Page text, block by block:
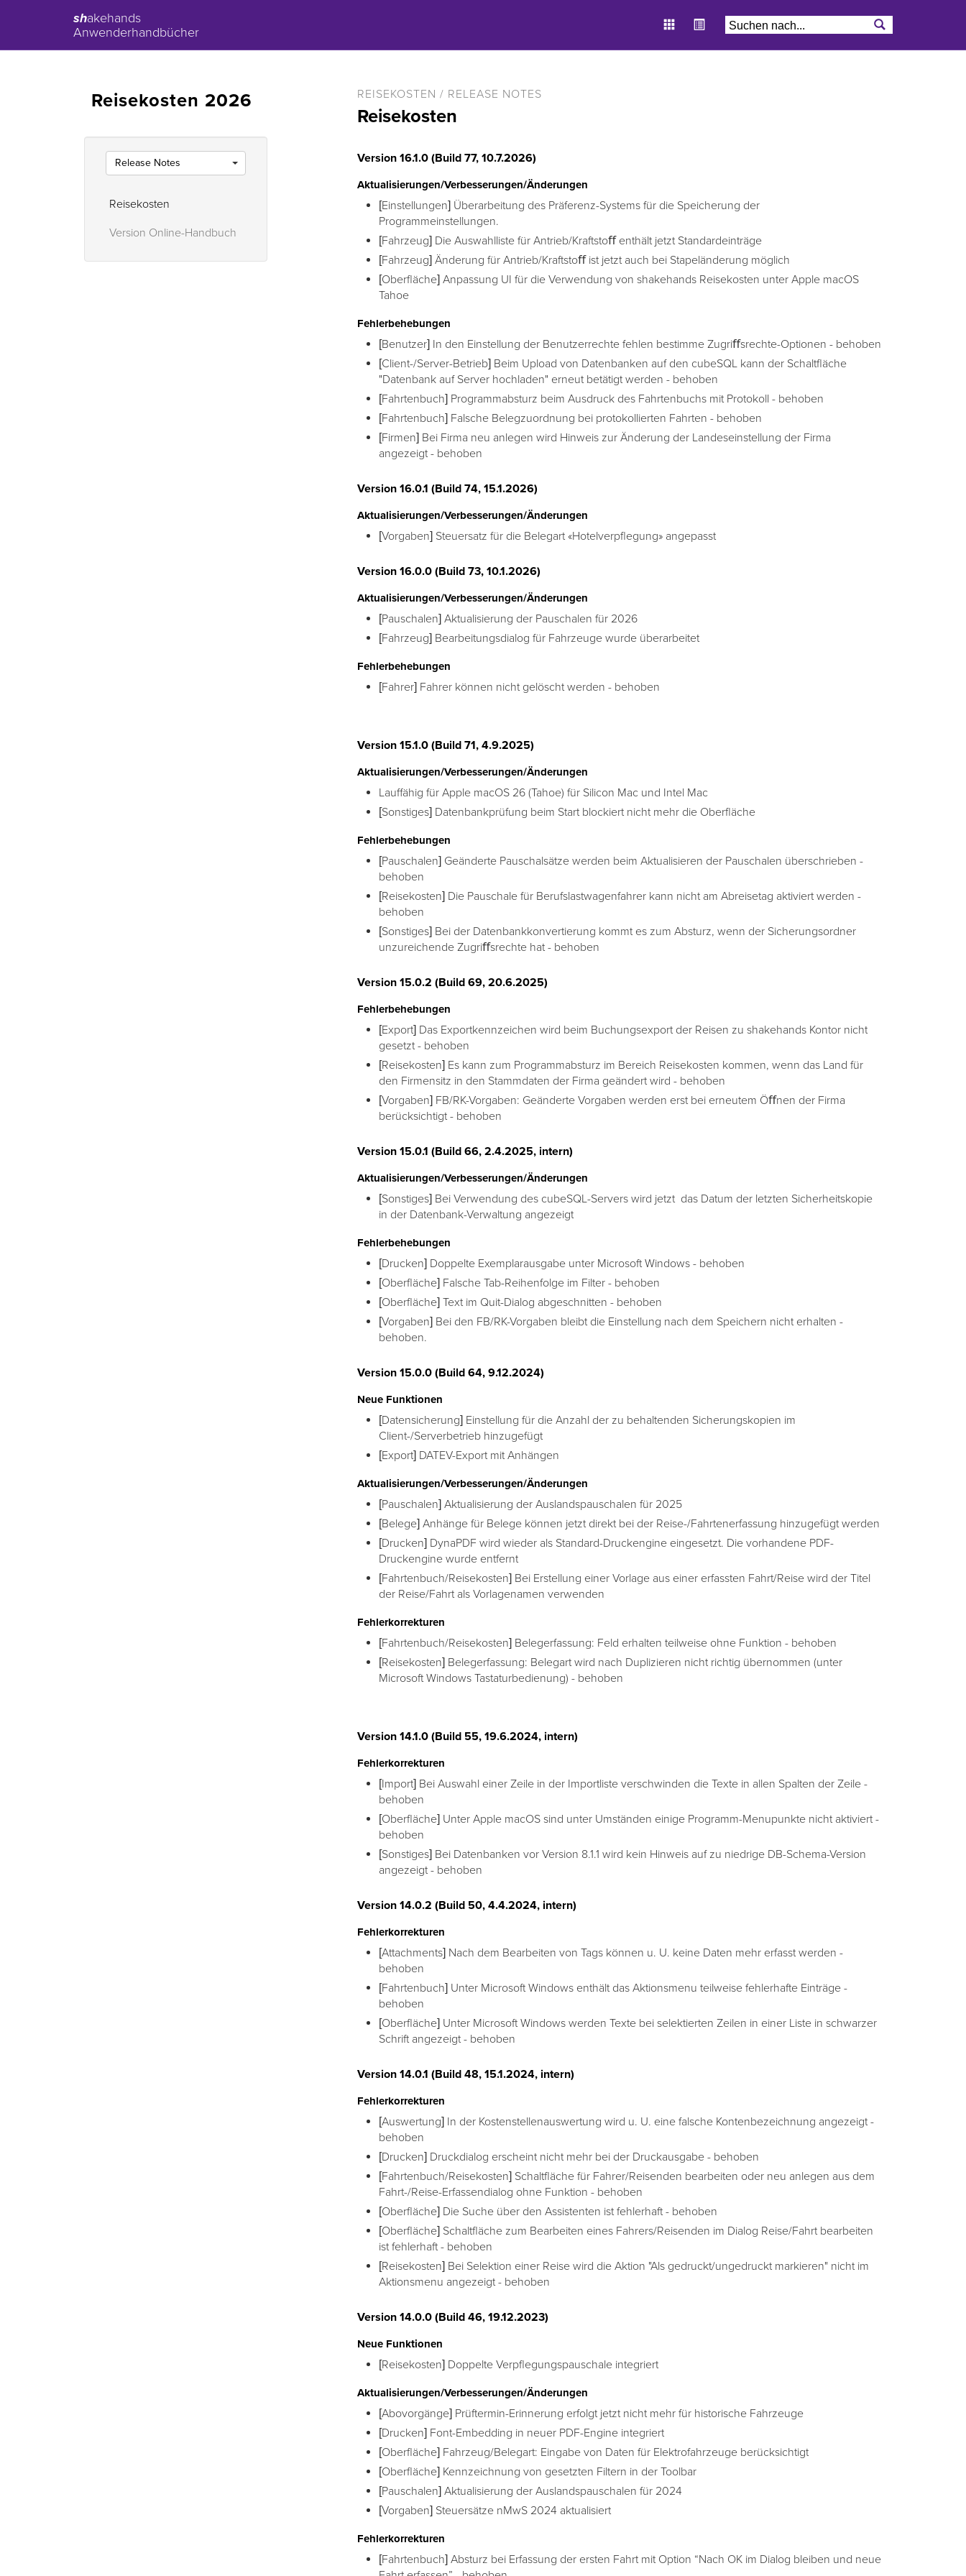
shakehands
Anwenderhandbücher
Reisekosten 2026
Release Notes
Reisekosten
Version Online-Handbuch
REISEKOSTEN / RELEASE NOTES
Reisekosten
Version 16.1.0 (Build 77, 10.7.2026)
Aktualisierungen/Verbesserungen/Änderungen
[Einstellungen] Überarbeitung des Präferenz-Systems für die Speicherung der
Programmeinstellungen.
[Fahrzeug] Die Auswahlliste für Antrieb/Kraftstoﬀ enthält jetzt Standardeinträge
[Fahrzeug] Änderung für Antrieb/Kraftstoﬀ ist jetzt auch bei Stapeländerung möglich
[Oberfläche] Anpassung UI für die Verwendung von shakehands Reisekosten unter Apple macOS
Tahoe
Fehlerbehebungen
[Benutzer] In den Einstellung der Benutzerrechte fehlen bestimme Zugriﬀsrechte-Optionen - behoben
[Client-/Server-Betrieb] Beim Upload von Datenbanken auf den cubeSQL kann der Schaltfläche
"Datenbank auf Server hochladen" erneut betätigt werden - behoben
[Fahrtenbuch] Programmabsturz beim Ausdruck des Fahrtenbuchs mit Protokoll - behoben
[Fahrtenbuch] Falsche Belegzuordnung bei protokollierten Fahrten - behoben
[Firmen] Bei Firma neu anlegen wird Hinweis zur Änderung der Landeseinstellung der Firma
angezeigt - behoben
Version 16.0.1 (Build 74, 15.1.2026)
Aktualisierungen/Verbesserungen/Änderungen
[Vorgaben] Steuersatz für die Belegart «Hotelverpflegung» angepasst
Version 16.0.0 (Build 73, 10.1.2026)
Aktualisierungen/Verbesserungen/Änderungen
[Pauschalen] Aktualisierung der Pauschalen für 2026
[Fahrzeug] Bearbeitungsdialog für Fahrzeuge wurde überarbeitet
Fehlerbehebungen
[Fahrer] Fahrer können nicht gelöscht werden - behoben
Version 15.1.0 (Build 71, 4.9.2025)
Aktualisierungen/Verbesserungen/Änderungen
Lauffähig für Apple macOS 26 (Tahoe) für Silicon Mac und Intel Mac
[Sonstiges] Datenbankprüfung beim Start blockiert nicht mehr die Oberfläche
Fehlerbehebungen
[Pauschalen] Geänderte Pauschalsätze werden beim Aktualisieren der Pauschalen überschrieben -
behoben
[Reisekosten] Die Pauschale für Berufslastwagenfahrer kann nicht am Abreisetag aktiviert werden -
behoben
[Sonstiges] Bei der Datenbankkonvertierung kommt es zum Absturz, wenn der Sicherungsordner
unzureichende Zugriﬀsrechte hat - behoben
Version 15.0.2 (Build 69, 20.6.2025)
Fehlerbehebungen
[Export] Das Exportkennzeichen wird beim Buchungsexport der Reisen zu shakehands Kontor nicht
gesetzt - behoben
[Reisekosten] Es kann zum Programmabsturz im Bereich Reisekosten kommen, wenn das Land für
den Firmensitz in den Stammdaten der Firma geändert wird - behoben
[Vorgaben] FB/RK-Vorgaben: Geänderte Vorgaben werden erst bei erneutem Öﬀnen der Firma
berücksichtigt - behoben
Version 15.0.1 (Build 66, 2.4.2025, intern)
Aktualisierungen/Verbesserungen/Änderungen
[Sonstiges] Bei Verwendung des cubeSQL-Servers wird jetzt das Datum der letzten Sicherheitskopie
in der Datenbank-Verwaltung angezeigt
Fehlerbehebungen
[Drucken] Doppelte Exemplarausgabe unter Microsoft Windows - behoben
[Oberfläche] Falsche Tab-Reihenfolge im Filter - behoben
[Oberfläche] Text im Quit-Dialog abgeschnitten - behoben
[Vorgaben] Bei den FB/RK-Vorgaben bleibt die Einstellung nach dem Speichern nicht erhalten -
behoben.
Version 15.0.0 (Build 64, 9.12.2024)
Neue Funktionen
[Datensicherung] Einstellung für die Anzahl der zu behaltenden Sicherungskopien im
Client-/Serverbetrieb hinzugefügt
[Export] DATEV-Export mit Anhängen
Aktualisierungen/Verbesserungen/Änderungen
[Pauschalen] Aktualisierung der Auslandspauschalen für 2025
[Belege] Anhänge für Belege können jetzt direkt bei der Reise-/Fahrtenerfassung hinzugefügt werden
[Drucken] DynaPDF wird wieder als Standard-Druckengine eingesetzt. Die vorhandene PDF-
Druckengine wurde entfernt
[Fahrtenbuch/Reisekosten] Bei Erstellung einer Vorlage aus einer erfassten Fahrt/Reise wird der Titel
der Reise/Fahrt als Vorlagenamen verwenden
Fehlerkorrekturen
[Fahrtenbuch/Reisekosten] Belegerfassung: Feld erhalten teilweise ohne Funktion - behoben
[Reisekosten] Belegerfassung: Belegart wird nach Duplizieren nicht richtig übernommen (unter
Microsoft Windows Tastaturbedienung) - behoben
Version 14.1.0 (Build 55, 19.6.2024, intern)
Fehlerkorrekturen
[Import] Bei Auswahl einer Zeile in der Importliste verschwinden die Texte in allen Spalten der Zeile -
behoben
[Oberfläche] Unter Apple macOS sind unter Umständen einige Programm-Menupunkte nicht aktiviert -
behoben
[Sonstiges] Bei Datenbanken vor Version 8.1.1 wird kein Hinweis auf zu niedrige DB-Schema-Version
angezeigt - behoben
Version 14.0.2 (Build 50, 4.4.2024, intern)
Fehlerkorrekturen
[Attachments] Nach dem Bearbeiten von Tags können u. U. keine Daten mehr erfasst werden -
behoben
[Fahrtenbuch] Unter Microsoft Windows enthält das Aktionsmenu teilweise fehlerhafte Einträge -
behoben
[Oberfläche] Unter Microsoft Windows werden Texte bei selektierten Zeilen in einer Liste in schwarzer
Schrift angezeigt - behoben
Version 14.0.1 (Build 48, 15.1.2024, intern)
Fehlerkorrekturen
[Auswertung] In der Kostenstellenauswertung wird u. U. eine falsche Kontenbezeichnung angezeigt -
behoben
[Drucken] Druckdialog erscheint nicht mehr bei der Druckausgabe - behoben
[Fahrtenbuch/Reisekosten] Schaltfläche für Fahrer/Reisenden bearbeiten oder neu anlegen aus dem
Fahrt-/Reise-Erfassendialog ohne Funktion - behoben
[Oberfläche] Die Suche über den Assistenten ist fehlerhaft - behoben
[Oberfläche] Schaltfläche zum Bearbeiten eines Fahrers/Reisenden im Dialog Reise/Fahrt bearbeiten
ist fehlerhaft - behoben
[Reisekosten] Bei Selektion einer Reise wird die Aktion "Als gedruckt/ungedruckt markieren" nicht im
Aktionsmenu angezeigt - behoben
Version 14.0.0 (Build 46, 19.12.2023)
Neue Funktionen
[Reisekosten] Doppelte Verpflegungspauschale integriert
Aktualisierungen/Verbesserungen/Änderungen
[Abovorgänge] Prüftermin-Erinnerung erfolgt jetzt nicht mehr für historische Fahrzeuge
[Drucken] Font-Embedding in neuer PDF-Engine integriert
[Oberfläche] Fahrzeug/Belegart: Eingabe von Daten für Elektrofahrzeuge berücksichtigt
[Oberfläche] Kennzeichnung von gesetzten Filtern in der Toolbar
[Pauschalen] Aktualisierung der Auslandspauschalen für 2024
[Vorgaben] Steuersätze nMwS 2024 aktualisiert
Fehlerkorrekturen
[Fahrtenbuch] Absturz bei Erfassung der ersten Fahrt mit Option “Nach OK im Dialog bleiben und neue